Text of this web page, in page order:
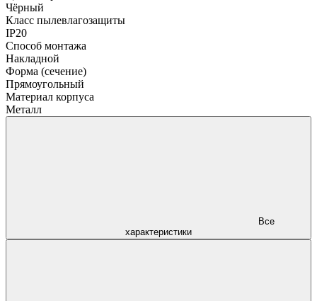
Чёрный
Класс пылевлагозащиты
IP20
Способ монтажа
Накладной
Форма (сечение)
Прямоугольный
Материал корпуса
Металл
характеристики